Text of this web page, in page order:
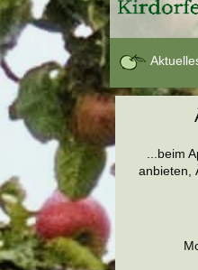
...beim
anbieten,